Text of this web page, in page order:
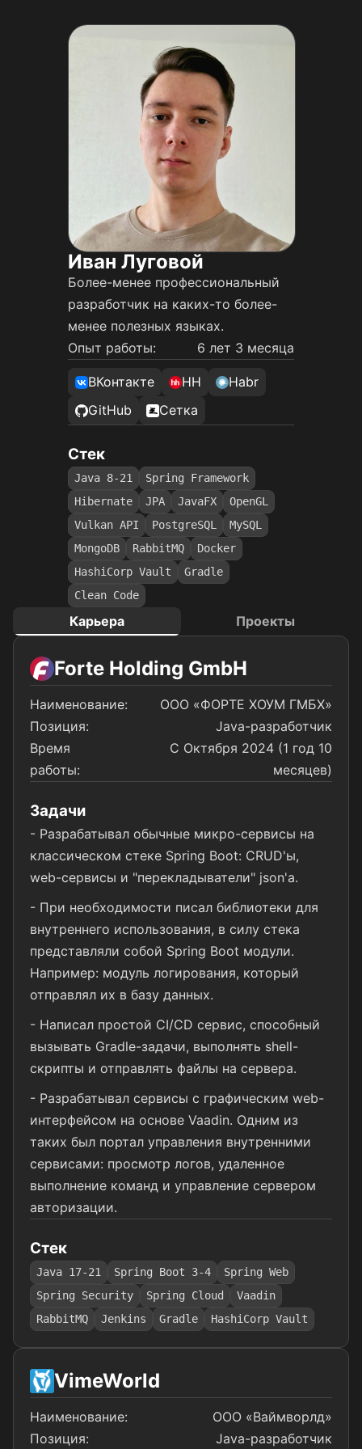
Иван Луговой
Более-менее профессиональный
разработчик на каких-то более-
менее полезных языках.
Опыт работы:
6 лет 3 месяца
ВКонтакте HH
Habr
GitHub
Сетка
Стек
Java 8-21
Spring Framework
Hibernate
JPA JavaFX
OpenGL
Vulkan API
PostgreSQL
MySQL
MongoDB
RabbitMQ
Docker
HashiCorp Vault
Gradle
Clean Code
Карьера Проекты
Forte Holding GmbH
Наименование:
ООО «ФОРТЕ ХОУМ ГМБХ»
Позиция:
Java-разработчик
Время
работы:
С Октября 2024 (1 год 10
месяцев)
Задачи
- Разрабатывал обычные микро-сервисы на
классическом стеке Spring Boot: CRUD'ы,
web-сервисы и "перекладыватели" json'а.
- При необходимости писал библиотеки для
внутреннего использования, в силу стека
представляли собой Spring Boot модули.
Например: модуль логирования, который
отправлял их в базу данных.
- Написал простой CI/CD сервис, способный
вызывать Gradle-задачи, выполнять shell-
скрипты и отправлять файлы на сервера.
- Разрабатывал сервисы с графическим web-
интерфейсом на основе Vaadin. Одним из
таких был портал управления внутренними
сервисами: просмотр логов, удаленное
выполнение команд и управление сервером
авторизации.
Стек
Java 17-21 Spring Boot 3-4
Spring Web
Spring Security
Spring Cloud
Vaadin
RabbitMQ
Jenkins Gradle HashiCorp Vault
VimeWorld
Наименование:
ООО «Ваймворлд»
Позиция:
Java-разработчик